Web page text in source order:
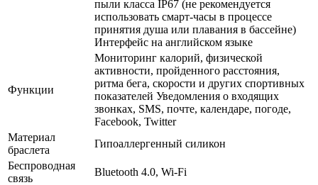
пыли класса IP67 (не рекомендуется
использовать смарт-часы в процессе
принятия душа или плавания в бассейне)
Интерфейс на английском языке
Функции
Мониторинг калорий, физической
активности, пройденного расстояния,
ритма бега, скорости и других спортивных
показателей Уведомления о входящих
звонках, SMS, почте, календаре, погоде,
Facebook, Twitter
Материал
браслета
Гипоаллергенный силикон
Беспроводная
связь
Bluetooth 4.0, Wi-Fi